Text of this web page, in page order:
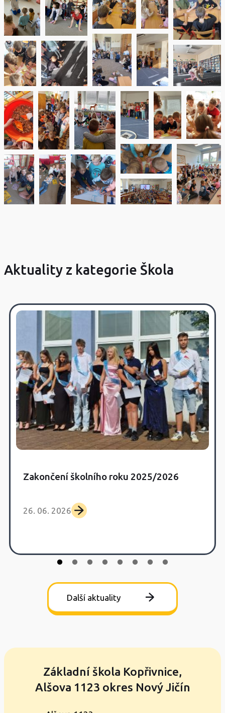
Aktuality z kategorie Škola
Zakončení školního roku 2025/2026
26. 06. 2026
Další aktuality
Základní škola Kopřivnice,
Alšova 1123 okres Nový Jičín